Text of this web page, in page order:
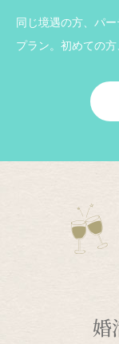
同じ境遇の方、パ
プラン。初めての方
婚